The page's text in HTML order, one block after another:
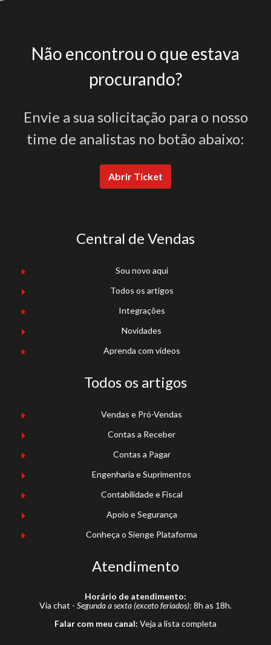
Não encontrou o que estava
procurando?
Envie a sua solicitação para o nosso
time de analistas no botão abaixo:
Abrir Ticket
Central de Vendas
Sou novo aqui
Todos os artigos
Integrações
Novidades
Aprenda com vídeos
Todos os artigos
Vendas e Pró-Vendas
Contas a Receber
Contas a Pagar
Engenharia e Suprimentos
Contabilidade e Fiscal
Apoio e Segurança
Conheça o Sienge Plataforma
Atendimento
Horário de atendimento:
Via chat - Segunda a sexta (exceto feriados): 8h as 18h.
Falar com meu canal: Veja a lista completa